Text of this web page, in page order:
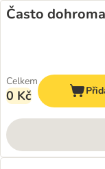
Často
Celkem
0 Kč